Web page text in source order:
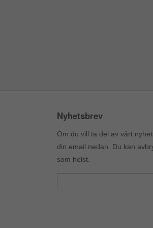
Nyhetsbrev
Om du vill ta del av vårt
din email nedan. Du kan
som helst.